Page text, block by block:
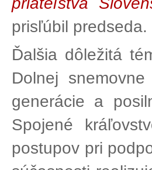
prisľúbil predseda.
Ďalšia dôležitá
Dolnej
generácie a
Spojené
postupov pri